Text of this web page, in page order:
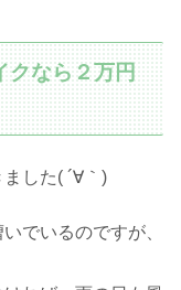
クなら２万円
した( ´∀｀)
でいるのですが、